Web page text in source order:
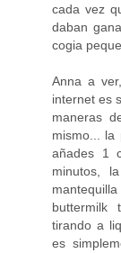
cada vez
daban
cogia
Anna a
internet es
maneras
mismo... la
añades 1
minutos,
buttermilk
tirando a
es